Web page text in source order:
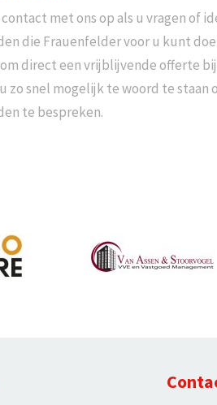
met ons op als u vragen of
die Frauenfelder voor u kunt
direct een vrijblijvende offerte bij
zo snel mogelijk te woord te staan
te bespreken.